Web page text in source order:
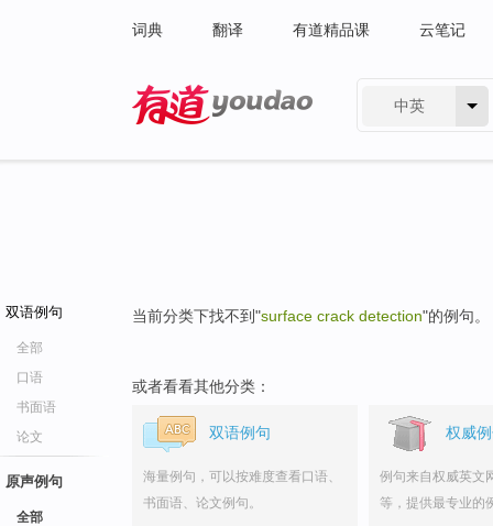
词典 翻译 有道精品课 云笔记
中英
双语例句
全部
口语
书面语
论文
原声例句
全部
当前分类下找不到"surface crack detection"的例句。
或者看看其他分类：
双语例句
海量例句，可以按难度查看口语、
书面语、论文例句。
权威
例句来自权威英文
等，提供最专业的